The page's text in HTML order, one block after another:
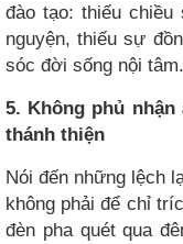
đào tạo: thiếu chiều
nguyện, thiếu sự
sóc đời sống nội tâm.
5. Không phủ
thánh thiện
Nói đến những lệch
không phải để chỉ
đèn pha quét qua